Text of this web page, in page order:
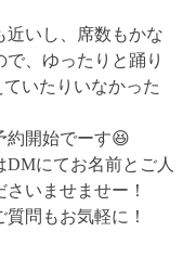
近いし、席数もかな
で、ゆったりと踊り
いたりいなかった
約開始でーす😆
DMにてお名前とご人
いませませー！
問もお気軽に！